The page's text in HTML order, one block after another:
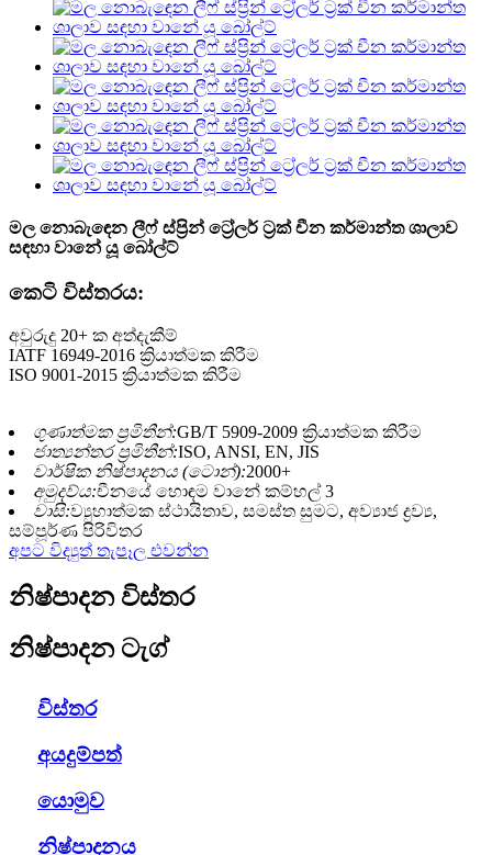
මල නොබැඳෙන ලීෆ් ස්ප්‍රින් ට්‍රේලර් ට්‍රක් චීන කර්මාන්ත ශාලාව
සඳහා වානේ යූ බෝල්ට්
කෙටි විස්තරය:
අවුරුදු 20+ ක අත්දැකීම්
IATF 16949-2016 ක්‍රියාත්මක කිරීම
ISO 9001-2015 ක්‍රියාත්මක කිරීම
ගුණාත්මක ප්‍රමිතීන්:GB/T 5909-2009 ක්‍රියාත්මක කිරීම
ජාත්‍යන්තර ප්‍රමිතීන්:ISO, ANSI, EN, JIS
වාර්ෂික නිෂ්පාදනය (ටොන්):2000+
අමුදව්ය:චීනයේ හොඳම වානේ කම්හල් 3
වාසි:ව්‍යුහාත්මක ස්ථායිතාව, සමස්ත සුමට, අව්‍යාජ ද්‍රව්‍ය,
සම්පූර්ණ පිරිවිතර
අපට විද්‍යුත් තැපෑල එවන්න
නිෂ්පාදන විස්තර
නිෂ්පාදන ටැග්
විස්තර
අයදුම්පත්
යොමුව
නිෂ්පාදනය